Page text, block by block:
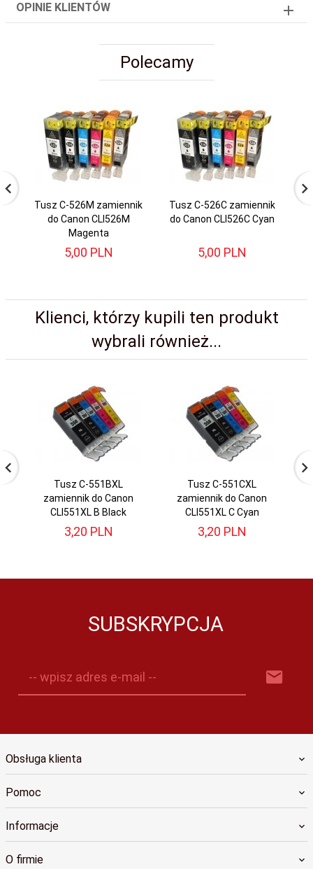
OPINIE KLIENTÓW
Polecamy
Tusz C-526M zamiennik
do Canon CLI526M
Magenta
5,00 PLN
Tusz C-526C zamiennik
do Canon CLI526C Cyan
5,00 PLN
Klienci, którzy kupili ten produkt
wybrali również...
Tusz C-551BXL
zamiennik do Canon
CLI551XL B Black
3,20 PLN
Tusz C-551CXL
zamiennik do Canon
CLI551XL C Cyan
3,20 PLN
SUBSKRYPCJA
-- wpisz adres e-mail --
Obsługa klienta
Pomoc
Informacje
O firmie